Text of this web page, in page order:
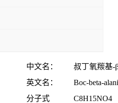
中文名： 叔丁氧羰基-
英文名：
Boc-beta-
分子式
C8H15NO4